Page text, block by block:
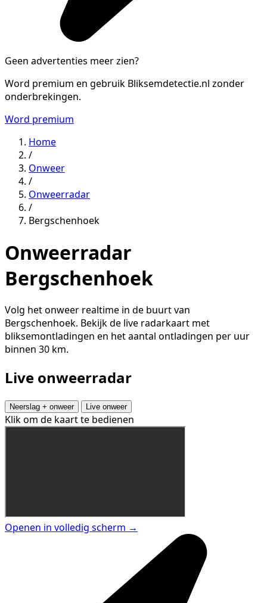
Geen advertenties meer zien?
Word premium en gebruik Bliksemdetectie.nl zonder
onderbrekingen.
Word premium
Home
/
Onweer
/
Onweerradar
/
Bergschenhoek
Onweerradar
Bergschenhoek
Volg het onweer realtime in de buurt van
Bergschenhoek. Bekijk de live radarkaart met
bliksemontladingen en het aantal ontladingen per uur
binnen 30 km.
Live onweerradar
Neerslag + onweer Live onweer
Klik om de kaart te bedienen
Openen in volledig scherm →